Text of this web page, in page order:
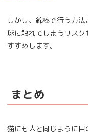
しかし、綿棒で行う方
球に触れてしまうリス
すすめします。
まとめ
猫にも人と同じように